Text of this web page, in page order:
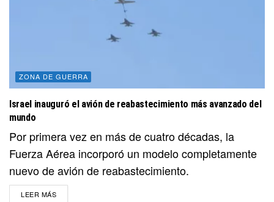
ZONA DE GUERRA
Israel inauguró el avión de reabastecimiento más avanzado del
mundo
Por primera vez en más de cuatro décadas, la
Fuerza Aérea incorporó un modelo completamente
nuevo de avión de reabastecimiento.
LEER MÁSDETAILS